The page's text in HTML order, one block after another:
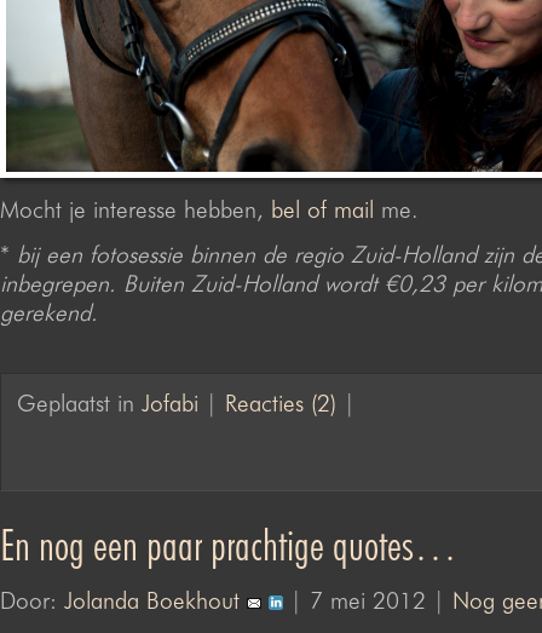
Mocht je interesse hebben, bel of mail me.
* bij een fotosessie binnen de regio Zuid-Holland zijn
inbegrepen. Buiten Zuid-Holland wordt €0,23 per
gerekend.
Geplaatst in Jofabi Reacties (2)
En nog een paar prachtige quotes…
Door: Jolanda Boekhout | 7 mei 2012 | Nog